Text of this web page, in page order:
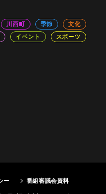
川西町 季節
文化
イベント
スポーツ
ー 番組審議会資料